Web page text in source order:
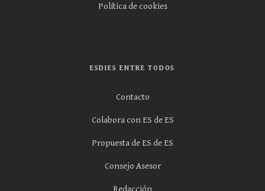
Política de cookies
ESDIES ENTRE TODOS
Contacto
Colabora con ES de ES
Propuesta de ES de ES
Consejo Asesor